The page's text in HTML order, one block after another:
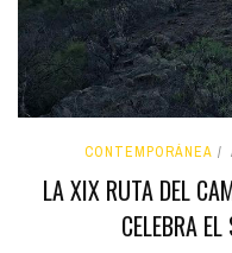
CONTEMPORÁNEA
LA XIX RUTA DEL
CELEBRA